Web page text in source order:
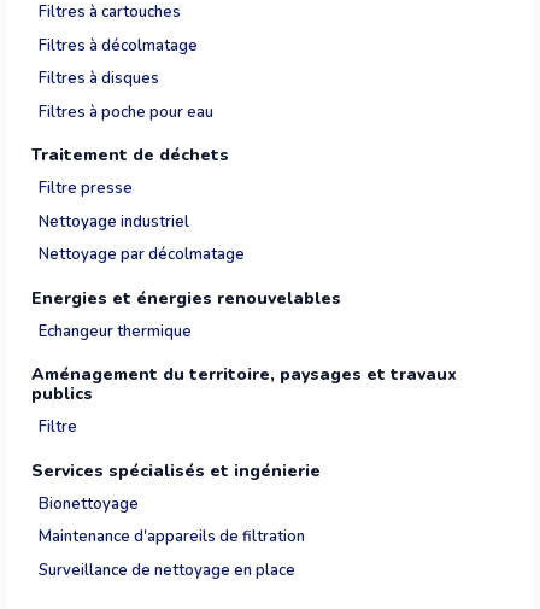
Filtres à cartouches
Filtres à décolmatage
Filtres à disques
Filtres à poche pour eau
Traitement de déchets
Filtre presse
Nettoyage industriel
Nettoyage par décolmatage
Energies et énergies renouvelables
Echangeur thermique
Aménagement du territoire, paysages et travaux
publics
Filtre
Services spécialisés et ingénierie
Bionettoyage
Maintenance d'appareils de filtration
Surveillance de nettoyage en place